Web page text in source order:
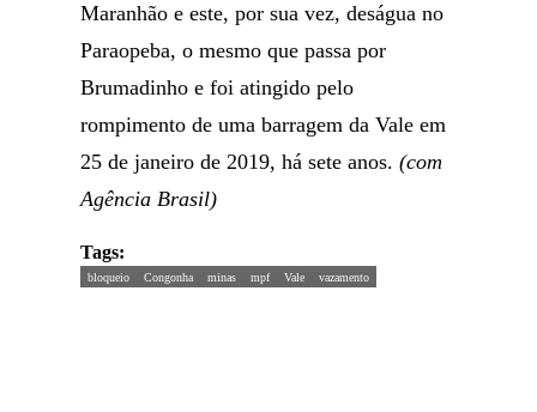
Maranhão e este, por sua vez, deságua no
Paraopeba, o mesmo que passa por
Brumadinho e foi atingido pelo
rompimento de uma barragem da Vale em
25 de janeiro de 2019, há sete anos.(com
Agência Brasil)
Tags:
bloqueio Congonha minas mpf Vale vazamento